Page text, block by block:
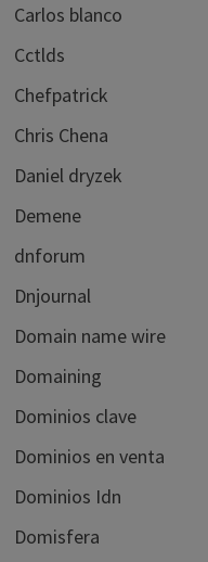
Carlos blanco
Cctlds
Chefpatrick
Chris Chena
Daniel dryzek
Demene
dnforum
Dnjournal
Domain name wire
Domaining
Dominios clave
Dominios en venta
Dominios Idn
Domisfera